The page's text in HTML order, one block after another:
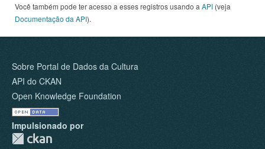
Você também pode ter acesso a esses registros usando a API (veja
Documentação da API).
Sobre Portal de Dados da Cultura
API do CKAN
Open Knowledge Foundation
Impulsionado por